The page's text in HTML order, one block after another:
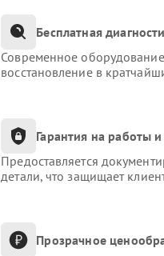
Бесплатная
Современное
восстановление в
Гарантия на работы и
Предоставляется
детали, что защищает
Прозрачное